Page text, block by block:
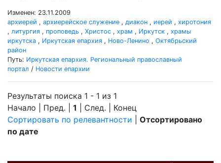
Изменен: 23.11.2009
архиерей , архиерейское служение , диакон , иерей , хиротония
, литургия , проповедь , Христос , храм , Иркутск , храмы
иркутска , Иркутская епархия , Ново-Ленино , Октябрьский
район
Путь: Иркутская епархия. Региональный православный
портал / Новости епархии
Результаты поиска 1 - 1 из 1
Начало | Пред. | 1 | След. | Конец
Сортировать по релевантности
Отсортировано
по дате